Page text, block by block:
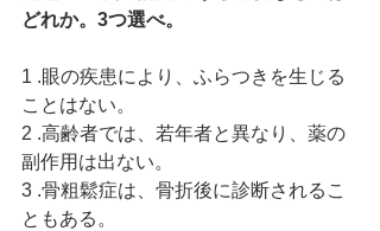
どれか。3つ選べ。
1 .眼の疾患により、ふらつきを生じる
ことはない。
2 .高齢者では、若年者と異なり、薬の
副作用は出ない。
3 .骨粗鬆症は、骨折後に診断されるこ
ともある。